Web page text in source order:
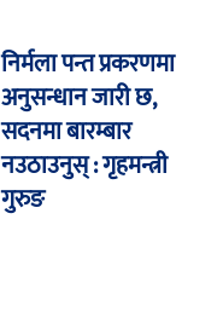
निर्मला पन्त प्रकरणमा
अनुसन्धान जारी छ,
सदनमा बारम्बार
नउठाउनुस् : गृहमन्त्री
गुरुङ